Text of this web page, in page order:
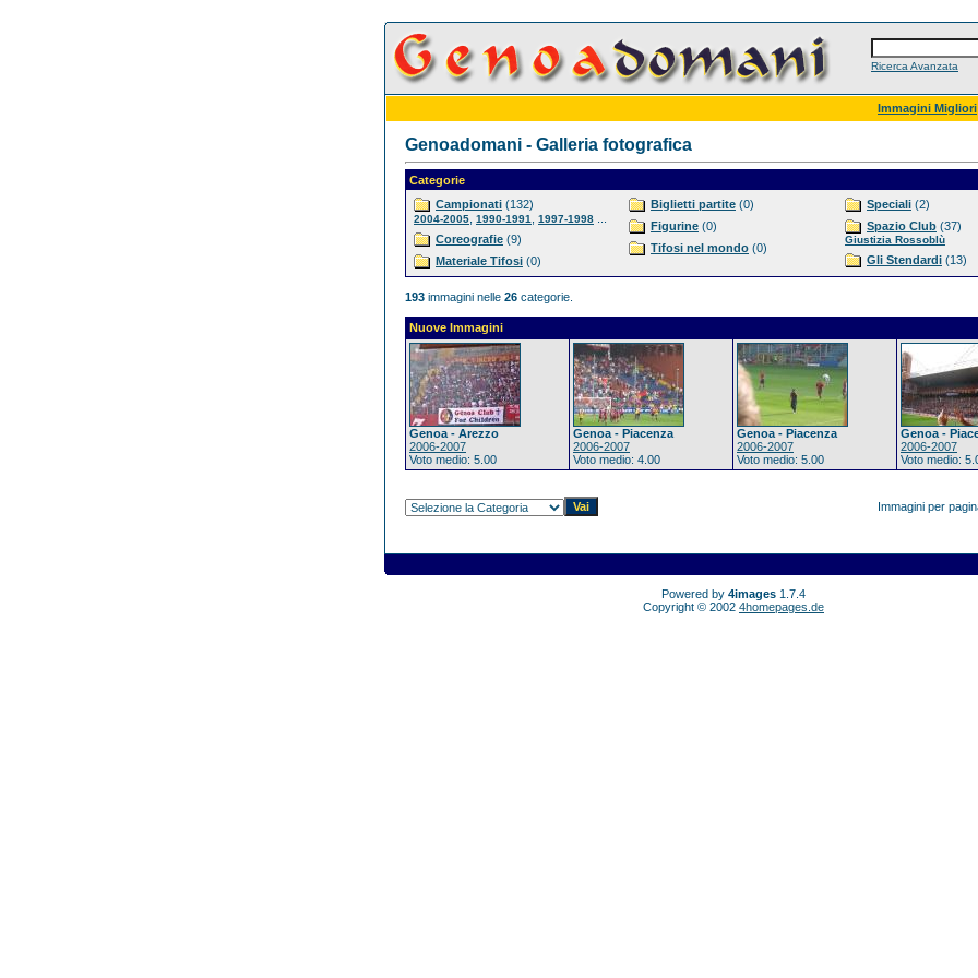
Ricerca Avanzata
Immagini Migliori
Genoadomani - Galleria fotografica
Categorie
Campionati (132)
2004-2005 1990-1991 1997-1998
Coreografie (9)
Materiale Tifosi (0)
Biglietti partite (0)
Figurine (0)
Tifosi nel mondo (0)
Speciali (2)
Spazio Club (37)
Giustizia Rossoblù
Gli Stendardi (13)
193 immagini nelle 26 categorie.
Nuove Immagini
Genoa - Arezzo
2006-2007
Voto medio: 5.00
Genoa - Piacenza
2006-2007
Voto medio: 4.00
Genoa - Piacenza
2006-2007
Voto medio: 5.00
Genoa -
2006-2007
Voto medio:
Immagini per
Powered by 4images 1.7.4
Copyright © 2002 4homepages.de